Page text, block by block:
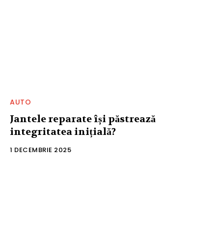
AUTO
Jantele reparate își păstrează
integritatea inițială?
1 DECEMBRIE 2025